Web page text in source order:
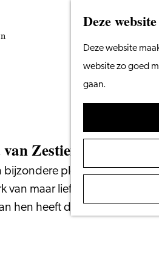
Deze
Deze website
website zo goed
gaan.
Zestien
bijzondere plek in de
van maar liefst zestien
hen heeft de wereld op zijn